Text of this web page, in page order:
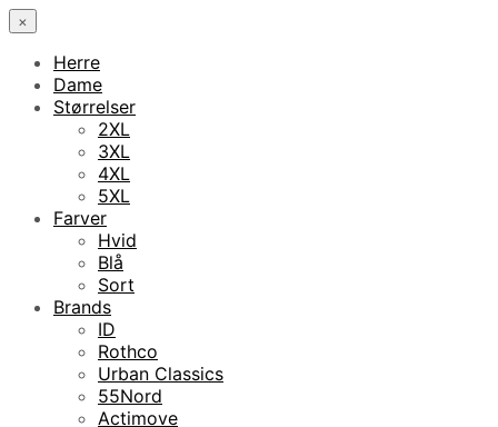
×
Herre
Dame
Størrelser
2XL
3XL
4XL
5XL
Farver
Hvid
Blå
Sort
Brands
ID
Rothco
Urban Classics
55Nord
Actimove